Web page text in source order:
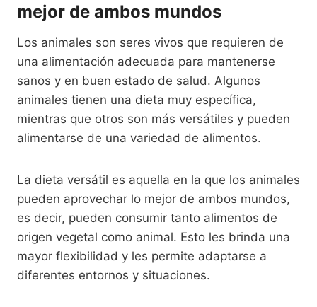
mejor de ambos mundos
Los animales son seres vivos que requieren de
una alimentación adecuada para mantenerse
sanos y en buen estado de salud. Algunos
animales tienen una dieta muy específica,
mientras que otros son más versátiles y pueden
alimentarse de una variedad de alimentos.
La dieta versátil es aquella en la que los animales
pueden aprovechar lo mejor de ambos mundos,
es decir, pueden consumir tanto alimentos de
origen vegetal como animal. Esto les brinda una
mayor flexibilidad y les permite adaptarse a
diferentes entornos y situaciones.